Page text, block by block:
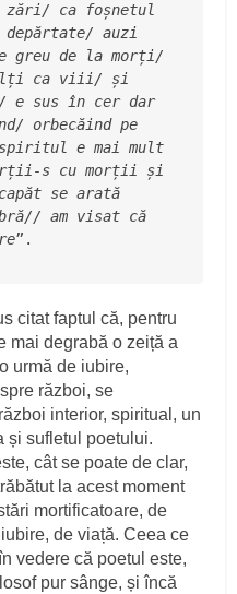
zări/ ca foșnetul
auzi
greu de la morți/
ca viii/ și
e sus în cer dar
orbecăind pe
e mai mult
s cu morții și
se arată
am visat că
”.
citat faptul că, pentru
mai degrabă o zeiță a
urmă de iubire,
război, se
interior, spiritual, un
și sufletul poetului.
cât se poate de clar,
la acest moment
mortificatoare, de
de viață. Ceea ce
vedere că poetul este,
pur sânge, și încă